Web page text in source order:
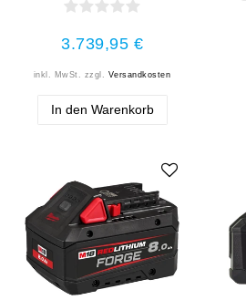
3.739,95 €
inkl. MwSt. zzgl. Versandkosten
In den Warenkorb